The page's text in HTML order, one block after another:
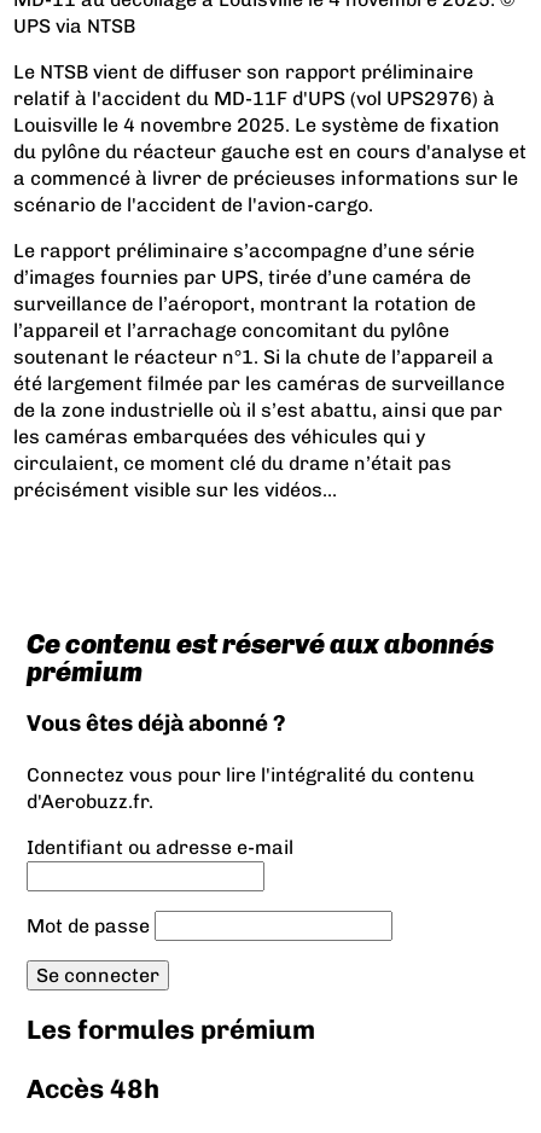
UPS via NTSB
Le NTSB vient de diffuser son rapport préliminaire
relatif à l'accident du MD-11F d'UPS (vol UPS2976) à
Louisville le 4 novembre 2025. Le système de fixation
du pylône du réacteur gauche est en cours d'analyse et
a commencé à livrer de précieuses informations sur le
scénario de l'accident de l'avion-cargo.
Le rapport préliminaire s’accompagne d’une série
d’images fournies par UPS, tirée d’une caméra de
surveillance de l’aéroport, montrant la rotation de
l’appareil et l’arrachage concomitant du pylône
soutenant le réacteur n°1. Si la chute de l’appareil a
été largement filmée par les caméras de surveillance
de la zone industrielle où il s’est abattu, ainsi que par
les caméras embarquées des véhicules qui y
circulaient, ce moment clé du drame n’était pas
précisément visible sur les vidéos...
Ce contenu est réservé aux abonnés
prémium
Vous êtes déjà abonné ?
Connectez vous pour lire l'intégralité du contenu
d'Aerobuzz.fr.
Identifiant ou adresse e-mail
Mot de passe
Les formules prémium
Accès 48h